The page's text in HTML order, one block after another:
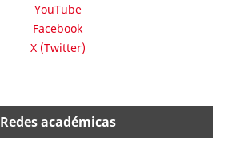
YouTube
Facebook
X (Twitter)
Redes académicas